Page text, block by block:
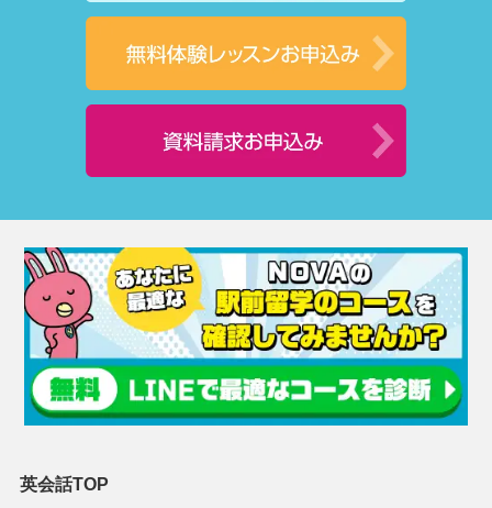
英会話TOP